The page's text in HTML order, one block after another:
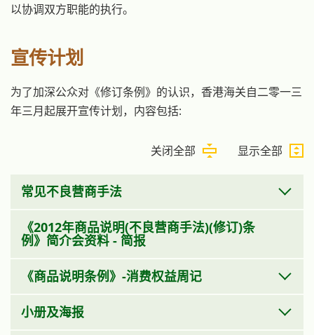
以协调双方职能的执行。
宣传计划
为了加深公众对《修订条例》的认识，香港海关自二零一三
年三月起展开宣传计划，内容包括:
显示全部
关闭全部
常见不良营商手法
《2012年商品说明(不良营商手法)(修订)条
例》简介会资料 - 简报
《商品说明条例》-消费权益周记
小册及海报